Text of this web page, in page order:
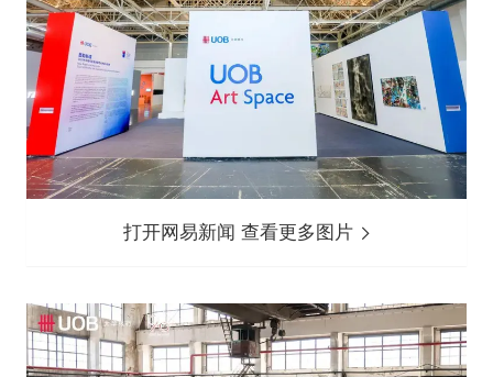
打开网易新闻 查看更多图片